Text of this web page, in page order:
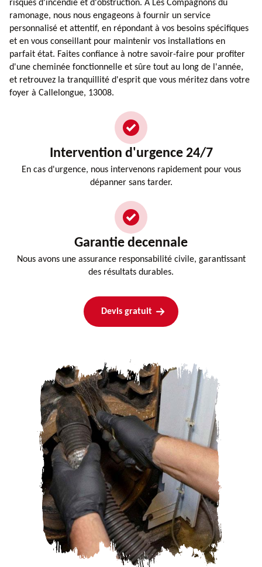
risques d'incendie et d'obstruction. À Les Compagnons du
ramonage, nous nous engageons à fournir un service
personnalisé et attentif, en répondant à vos besoins spécifiques
et en vous conseillant pour maintenir vos installations en
parfait état. Faites confiance à notre savoir-faire pour profiter
d'une cheminée fonctionnelle et sûre tout au long de l'année,
et retrouvez la tranquillité d'esprit que vous méritez dans votre
foyer à Callelongue, 13008.
Intervention d'urgence 24/7
En cas d'urgence, nous intervenons rapidement pour vous
dépanner sans tarder.
Garantie decennale
Nous avons une assurance responsabilité civile, garantissant
des résultats durables.
Devis gratuit